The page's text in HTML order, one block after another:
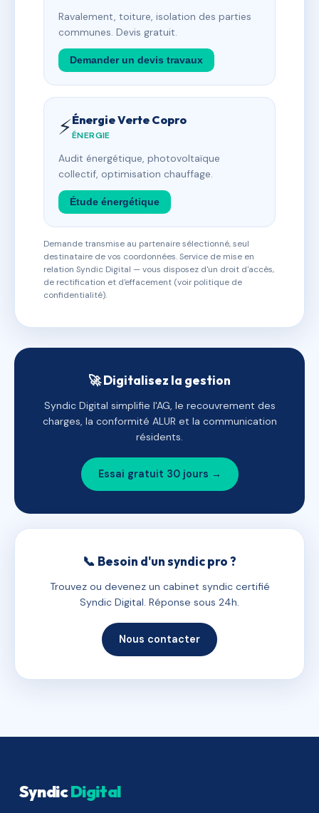
Ravalement, toiture, isolation des parties
communes. Devis gratuit.
Demander un devis travaux
⚡Énergie Verte Copro
ÉNERGIE
Audit énergétique, photovoltaïque
collectif, optimisation chauffage.
Étude énergétique
Demande transmise au partenaire sélectionné, seul
destinataire de vos coordonnées. Service de mise en
relation Syndic Digital — vous disposez d'un droit d'accès,
de rectification et d'effacement (voir politique de
confidentialité).
🚀 Digitalisez la gestion
Syndic Digital simplifie l'AG, le recouvrement des
charges, la conformité ALUR et la communication
résidents.
Essai gratuit 30 jours →
📞 Besoin d'un syndic pro ?
Trouvez ou devenez un cabinet syndic certifié
Syndic Digital. Réponse sous 24h.
Nous contacter
SyndicDigital